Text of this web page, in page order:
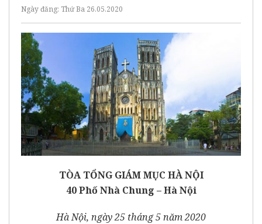
Ngày đăng: Thứ Ba 26.05.2020
TÒA TỔNG GIÁM MỤC HÀ NỘI
40 Phố Nhà Chung – Hà Nội
Hà Nội, ngày 25 tháng 5 năm 2020